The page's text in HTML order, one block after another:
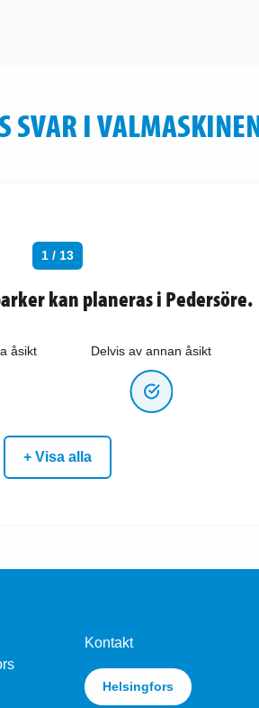
SVAR I
1 / 13
kan planeras i Pedersöre.
åsikt Delvis av annan åsikt
+ Visa alla
Kontakt
Helsingfors